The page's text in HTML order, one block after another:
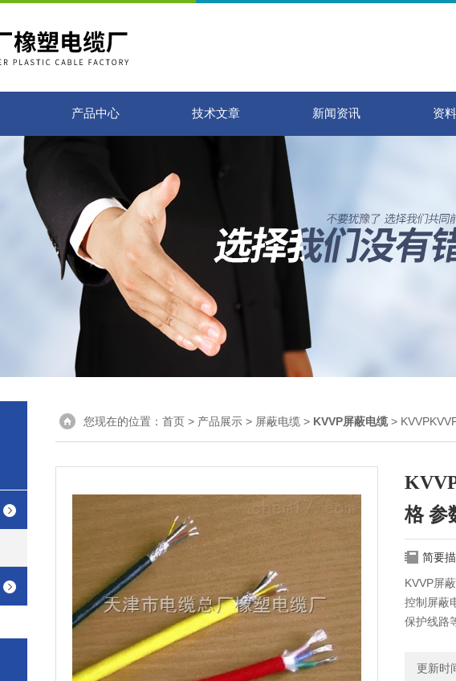
产品中心 技术文章 新闻资讯 资
您现在的位置： 首页 > 产品展示 > 屏蔽电缆 > KVVP屏蔽电缆>
格 参
简要
KVVP屏
控制屏蔽
保护线路
设在市
更新时